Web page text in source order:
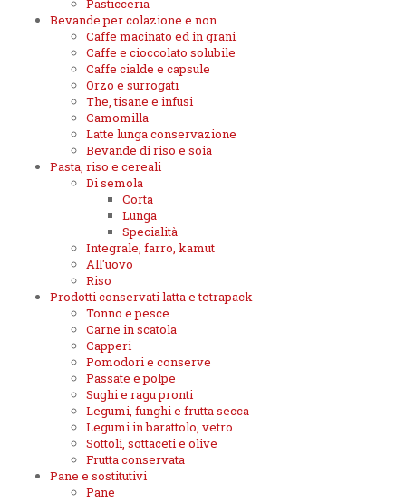
Pasticceria
Bevande per colazione e non
Caffe macinato ed in grani
Caffe e cioccolato solubile
Caffe cialde e capsule
Orzo e surrogati
The, tisane e infusi
Camomilla
Latte lunga conservazione
Bevande di riso e soia
Pasta, riso e cereali
Di semola
Corta
Lunga
Specialità
Integrale, farro, kamut
All'uovo
Riso
Prodotti conservati latta e tetrapack
Tonno e pesce
Carne in scatola
Capperi
Pomodori e conserve
Passate e polpe
Sughi e ragu pronti
Legumi, funghi e frutta secca
Legumi in barattolo, vetro
Sottoli, sottaceti e olive
Frutta conservata
Pane e sostitutivi
Pane